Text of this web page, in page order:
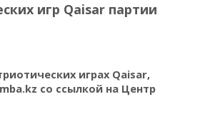
игр Qaisar партии
играх Qaisar,
со ссылкой на Центр